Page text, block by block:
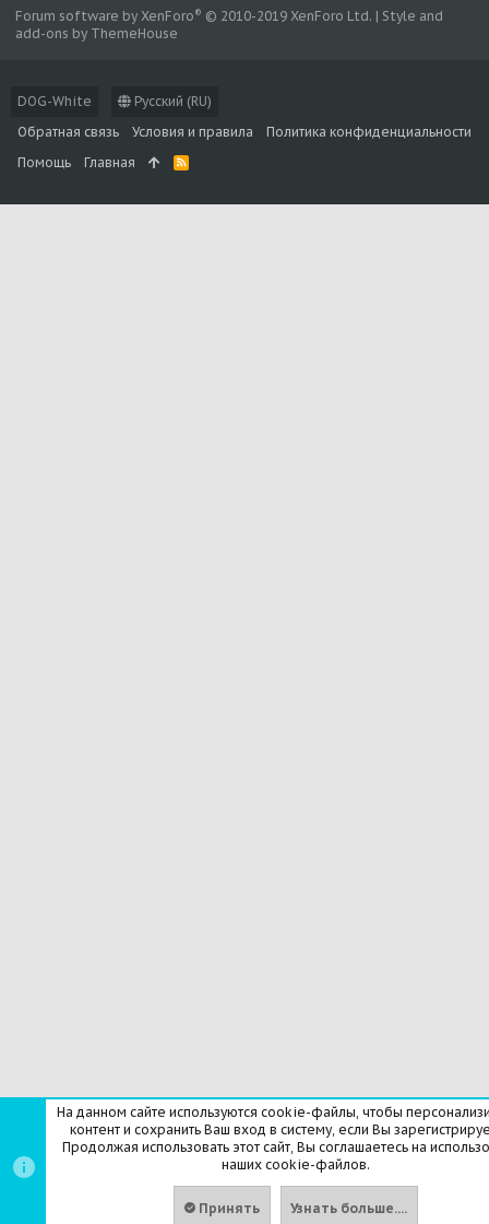
DOG-White
Русский (RU)
Обратная связь
Условия и правила
Политика конфиденциальности
Помощь
Главная
R
Forum software by XenForo® © 2010-2019 XenForo Ltd. | Style and
add-ons by ThemeHouse
На данном сайте используются cookie-файлы, чтобы
контент и сохранить Ваш вход в систему, если Вы
Продолжая использовать этот сайт, Вы соглашаетесь на
наших cookie-файлов.
Принять Узнать больше....